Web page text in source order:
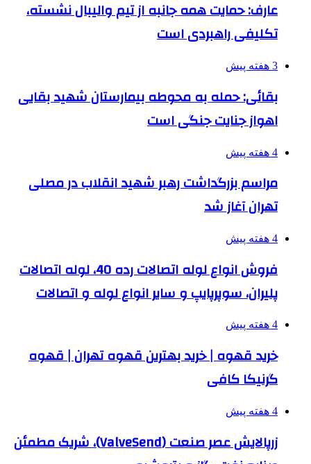
عارف: حمایت همه جانبه از تیم والیبال نشسته،
تکلیفی راهبردی است
3 هفته پیش
بقائی: حمله به محوطه بیمارستان شهید بقایی
اهواز جنایت جنگی است
4 هفته پیش
مراسم بزرگداشت رهبر شهید انقلاب در مصلی
تهران آغاز شد
4 هفته پیش
فروش انواع لوله اتصالات رده 40، لوله اتصالات
پلیران، سوپرپایپ و سایر انواع لوله و اتصالات
4 هفته پیش
خرید قهوه | خرید بهترین قهوه تهران | قهوه
گرنیکا کافی
4 هفته پیش
زرپالایش عصر صنعت (ValveSend)، شریک مطمئن